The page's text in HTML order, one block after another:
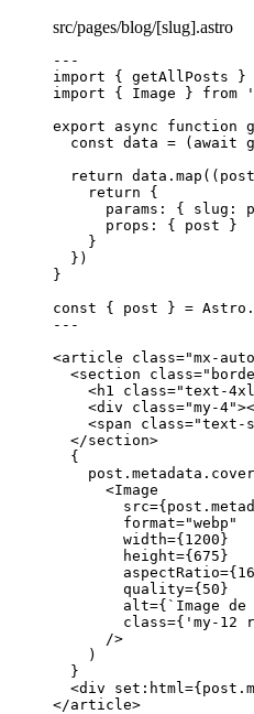
src/pages/blog/[slug].astro
---
import { getAllPosts }
import { Image } from '
export
async function
const data = ( await
return data . map ( ( post
return {
params: { slug:
props: { post }
}
})
}
const { post } = Astro .
---
<article class="mx-
<section class="
<h1 class="text-
<div class="my-4"
<span class="text-
</section>
{
post . metadata .
<Image
src={post .
format="webp "
width={1200}
height={675}
aspectRatio={16
quality={50}
alt={ ` Image
class={ ' my-12
/>
)
}
<div set:html ={post .
</article>